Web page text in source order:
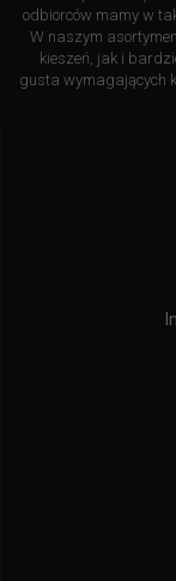
odbiorców mamy w
W naszym
kieszeń, jak i
gusta wymagających